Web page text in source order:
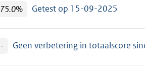
75.0% Getest op 15-09-2025
- Geen verbetering in totaalscore